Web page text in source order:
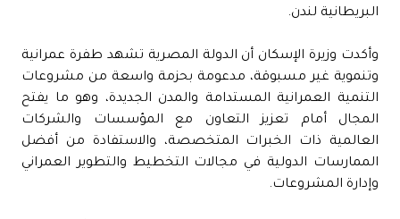
البريطانية لندن.
وأكدت وزيرة الإسكان أن الدولة المصرية تشهد طفرة عمرانية
وتنموية غير مسبوقة، مدعومة بحزمة واسعة من مشروعات
التنمية العمرانية المستدامة والمدن الجديدة، وهو ما يفتح
المجال أمام تعزيز التعاون مع المؤسسات والشركات
العالمية ذات الخبرات المتخصصة، والاستفادة من أفضل
الممارسات الدولية في مجالات التخطيط والتطوير العمراني
وإدارة المشروعات.